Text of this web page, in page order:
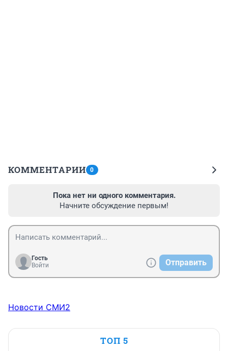
КОММЕНТАРИИ 0
Пока нет ни одного комментария.
Начните обсуждение первым!
Гость
Войти
Отправить
Новости СМИ2
ТОП 5